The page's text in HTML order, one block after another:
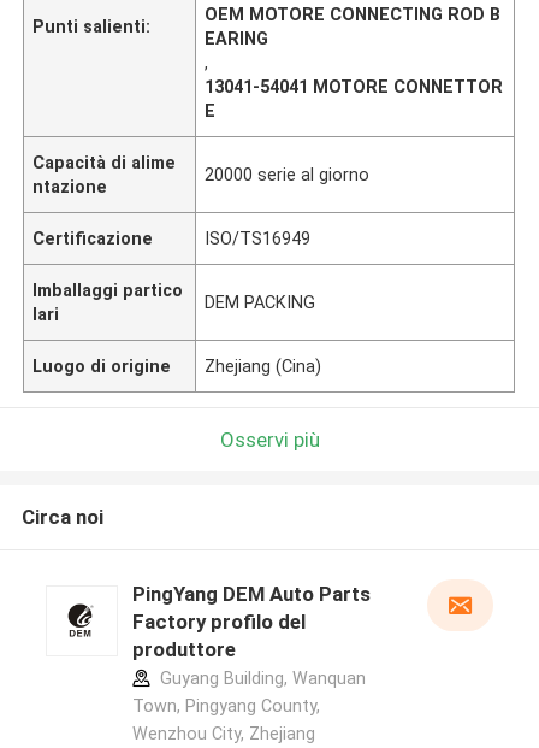
Punti salienti:
OEM MOTORE CONNECTING ROD B
EARING
,
13041-54041 MOTORE CONNETTOR
E
Capacità di alime
ntazione
20000 serie al giorno
Certificazione ISO/TS16949
Imballaggi partico
lari
DEM PACKING
Luogo di origine Zhejiang (Cina)
Osservi più
Circa noi
PingYang DEM Auto Parts
Factory profilo del
produttore
Guyang Building, Wanquan
Town, Pingyang County,
Wenzhou City, Zhejiang